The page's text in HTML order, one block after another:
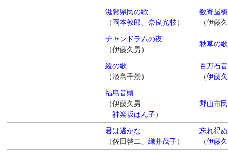
滋賀県民の歌
（岡本敦郎 奈良光枝）
数寄屋
（伊藤
チャンドラムの夜
（伊藤久男）
秋草の歌
綾の歌
（淡島千景）
百万石
（伊藤
福島音頭
（伊藤久男
神楽坂はん子）
郡山市
君は遙かな
（佐田啓二、 織井茂子）
忘れ得
（伊藤